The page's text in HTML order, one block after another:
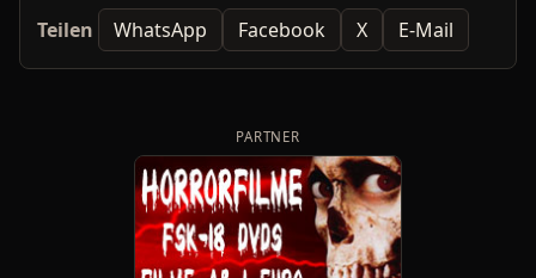
Teilen WhatsApp Facebook X E-Mail
PARTNER